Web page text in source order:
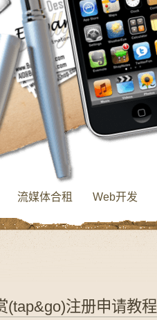
流媒体合租 Web开发
(tap&go)注册申请教程